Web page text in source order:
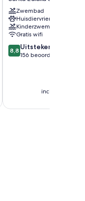
Santa
Eulalia
del
Rio
Zwembad
Huisdiervriendelijk
Kinderzwembad
Gratis wifi
8.8
van
beoordelingen
8,8 Uitstekend
156 beoordelingen
inclusief